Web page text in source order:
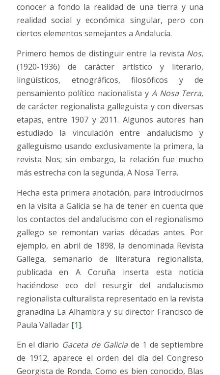
conocer a fondo la realidad de una tierra y una
realidad social y económica singular, pero con
ciertos elementos semejantes a Andalucía.
Primero hemos de distinguir entre la revista Nos,
(1920-1936) de carácter artístico y literario,
lingüísticos, etnográficos, filosóficos y de
pensamiento político nacionalista y A Nosa Terra,
de carácter regionalista galleguista y con diversas
etapas, entre 1907 y 2011. Algunos autores han
estudiado la vinculación entre andalucismo y
galleguismo usando exclusivamente la primera, la
revista Nos; sin embargo, la relación fue mucho
más estrecha con la segunda, A Nosa Terra.
Hecha esta primera anotación, para introducirnos
en la visita a Galicia se ha de tener en cuenta que
los contactos del andalucismo con el regionalismo
gallego se remontan varias décadas antes. Por
ejemplo, en abril de 1898, la denominada Revista
Gallega, semanario de literatura regionalista,
publicada en A Coruña inserta esta noticia
haciéndose eco del resurgir del andalucismo
regionalista culturalista representado en la revista
granadina La Alhambra y su director Francisco de
Paula Valladar [1].
En el diario Gaceta de Galiciade 1 de septiembre
de 1912, aparece el orden del día del Congreso
Georgista de Ronda. Como es bien conocido, Blas